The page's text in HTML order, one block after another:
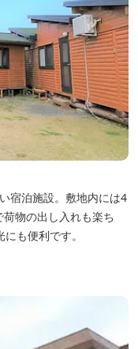
宿泊施設。敷地内には4
物の出し入れも楽ち
も便利です。